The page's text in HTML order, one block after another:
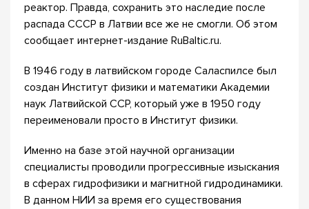
реактор. Правда, сохранить это наследие после
распада СССР в Латвии все же не смогли. Об этом
сообщает интернет-издание RuBaltic.ru.
В 1946 году в латвийском городе Саласпилсе был
создан Институт физики и математики Академии
наук Латвийской ССР, который уже в 1950 году
переименовали просто в Институт физики.
Именно на базе этой научной организации
специалисты проводили прогрессивные изыскания
в сферах гидрофизики и магнитной гидродинамики.
В данном НИИ за время его существования